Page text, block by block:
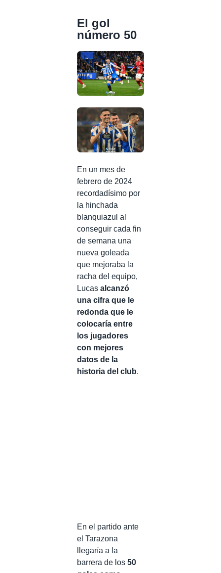
El gol
número 50
En un mes de
febrero de 2024
recordadísimo por
la hinchada
blanquiazul al
conseguir cada fin
de semana una
nueva goleada
que mejoraba la
racha del equipo,
Lucas alcanzó
una cifra que le
redonda que le
colocaría entre
los jugadores
con mejores
datos de la
historia del club.
En el partido ante
el Tarazona
llegaría a la
barrera de los 50